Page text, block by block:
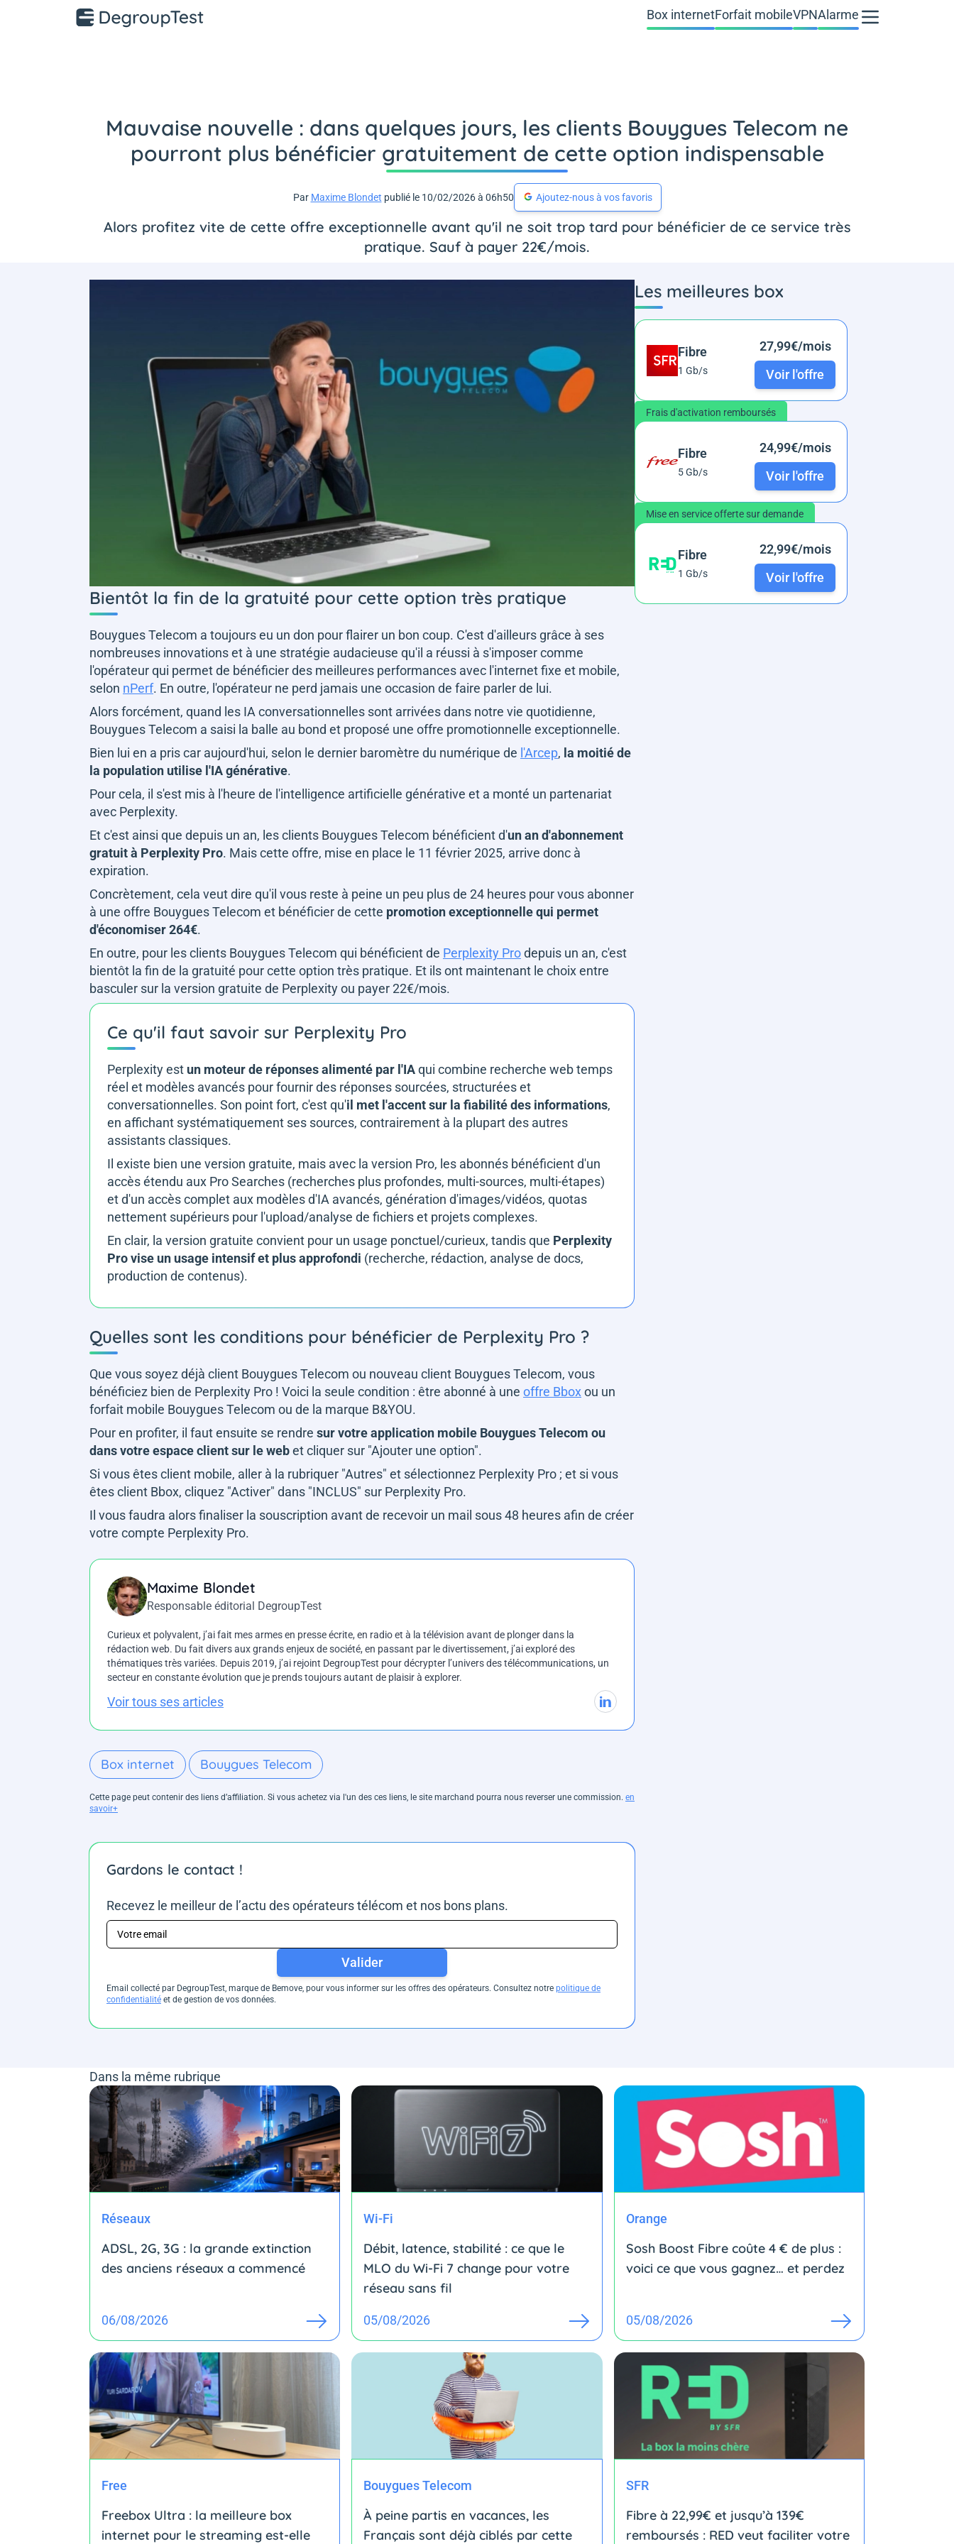
Box internetForfait mobileVPNAlarme
Mauvaise nouvelle : dans quelques jours, les clients Bouygues Telecom ne
pourront plus bénéficier gratuitement de cette option indispensable
Par Maxime Blondet publié le 10/02/2026 à 06h50 Ajoutez-nous à vos favoris
Alors profitez vite de cette offre exceptionnelle avant qu'il ne soit trop tard pour bénéficier de ce service très
pratique. Sauf à payer 22€/mois.
Bientôt la fin de la gratuité pour cette option très pratique
Bouygues Telecom a toujours eu un don pour flairer un bon coup. C'est d'ailleurs grâce à ses
nombreuses innovations et à une stratégie audacieuse qu'il a réussi à s'imposer comme
l'opérateur qui permet de bénéficier des meilleures performances avec l'internet fixe et mobile,
selon nPerf. En outre, l'opérateur ne perd jamais une occasion de faire parler de lui.
Alors forcément, quand les IA conversationnelles sont arrivées dans notre vie quotidienne,
Bouygues Telecom a saisi la balle au bond et proposé une offre promotionnelle exceptionnelle.
Bien lui en a pris car aujourd'hui, selon le dernier baromètre du numérique de l'Arcep, la moitié de
la population utilise l'IA générative.
Pour cela, il s'est mis à l'heure de l'intelligence artificielle générative et a monté un partenariat
avec Perplexity.
Et c'est ainsi que depuis un an, les clients Bouygues Telecom bénéficient d'un an d'abonnement
gratuit à Perplexity Pro. Mais cette offre, mise en place le 11 février 2025, arrive donc à
expiration.
Concrètement, cela veut dire qu'il vous reste à peine un peu plus de 24 heures pour vous abonner
à une offre Bouygues Telecom et bénéficier de cette promotion exceptionnelle qui permet
d'économiser 264€.
En outre, pour les clients Bouygues Telecom qui bénéficient de Perplexity Prodepuis un an, c'est
bientôt la fin de la gratuité pour cette option très pratique. Et ils ont maintenant le choix entre
basculer sur la version gratuite de Perplexity ou payer 22€/mois.
Ce qu'il faut savoir sur Perplexity Pro
Perplexity est un moteur de réponses alimenté par l'IAqui combine recherche web temps
réel et modèles avancés pour fournir des réponses sourcées, structurées et
conversationnelles. Son point fort, c'est qu'il met l'accent sur la fiabilité des informations,
en affichant systématiquement ses sources, contrairement à la plupart des autres
assistants classiques.
Il existe bien une version gratuite, mais avec la version Pro, les abonnés bénéficient d'un
accès étendu aux Pro Searches (recherches plus profondes, multi-sources, multi-étapes)
et d'un accès complet aux modèles d'IA avancés, génération d'images/vidéos, quotas
nettement supérieurs pour l'upload/analyse de fichiers et projets complexes.
En clair, la version gratuite convient pour un usage ponctuel/curieux, tandis que Perplexity
Pro vise un usage intensif et plus approfondi (recherche, rédaction, analyse de docs,
production de contenus).
Quelles sont les conditions pour bénéficier de Perplexity Pro ?
Que vous soyez déjà client Bouygues Telecom ou nouveau client Bouygues Telecom, vous
bénéficiez bien de Perplexity Pro ! Voici la seule condition : être abonné à une offre Bboxou un
forfait mobile Bouygues Telecom ou de la marque B&YOU.
Pour en profiter, il faut ensuite se rendre sur votre application mobile Bouygues Telecom ou
dans votre espace client sur le webet cliquer sur "Ajouter une option".
Si vous êtes client mobile, aller à la rubriquer "Autres" et sélectionnez Perplexity Pro ; et si vous
êtes client Bbox, cliquez "Activer" dans "INCLUS" sur Perplexity Pro.
Il vous faudra alors finaliser la souscription avant de recevoir un mail sous 48 heures afin de créer
votre compte Perplexity Pro.
Maxime Blondet
Responsable éditorial DegroupTest
Curieux et polyvalent, j’ai fait mes armes en presse écrite, en radio et à la télévision avant de plonger dans la
rédaction web. Du fait divers aux grands enjeux de société, en passant par le divertissement, j’ai exploré des
thématiques très variées. Depuis 2019, j’ai rejoint DegroupTest pour décrypter l’univers des télécommunications, un
secteur en constante évolution que je prends toujours autant de plaisir à explorer.
Voir tous ses articles
Box internet Bouygues Telecom
Cette page peut contenir des liens d’affiliation. Si vous achetez via l'un des ces liens, le site marchand pourra nous reverser une commission. en
savoir+
Gardons le contact !
Recevez le meilleur de l’actu des opérateurs télécom et nos bons plans.
Valider
Email collecté par DegroupTest, marque de Bemove, pour vous informer sur les offres des opérateurs. Consultez notre politique de
confidentialité et de gestion de vos données.
Les meilleures box
Fibre
1 Gb/s
27,99€/mois
Voir l'offre
Frais d'activation remboursés
Fibre
5 Gb/s
24,99€/mois
Voir l'offre
Mise en service offerte sur demande
Fibre
1 Gb/s
22,99€/mois
Voir l'offre
Dans la même rubrique
Réseaux
ADSL, 2G, 3G : la grande extinction
des anciens réseaux a commencé
06/08/2026
Wi-Fi
Débit, latence, stabilité : ce que le
MLO du Wi-Fi 7 change pour votre
réseau sans fil
05/08/2026
Orange
Sosh Boost Fibre coûte 4 € de plus :
voici ce que vous gagnez… et perdez
05/08/2026
Free
Freebox Ultra : la meilleure box
internet pour le streaming est-elle
Bouygues Telecom
À peine partis en vacances, les
Français sont déjà ciblés par cette
SFR
Fibre à 22,99€ et jusqu’à 139€
remboursés : RED veut faciliter votre